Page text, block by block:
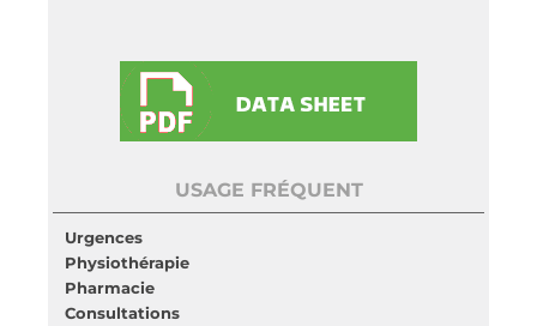
USAGE FRÉQUENT
Urgences
Physiothérapie
Pharmacie
Consultations